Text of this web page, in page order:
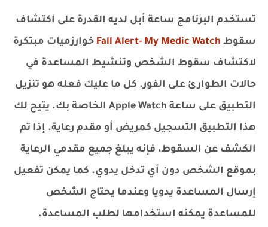
تستخدم البرنامج ساعة أبل لديه القدرة على اكتشاف
سقوط Fall Alert- My Medic Watch خوارزميات مبتكرة
لاكتشاف سقوط الشخص وتنشيط المساعدة في
حالات الطوارئ على الفور. كل ما عليك فعله هو تنزيل
التطبيق على ساعة Apple Watch الخاصة بك. يتيح لك
هذا التطبيق التسجيل كمريض أو مقدم رعاية. إذا تم
الكشف عن السقوط، فإنه يبلغ جميع مقدمي الرعاية
بموقع الشخص دون أي تدخل يدوي. كما يمكن تفعيل
إرسال المساعدة يدويا وعندما يحتاج الشخص
للمساعدة يمكنه استخدامها لطلب المساعدة.